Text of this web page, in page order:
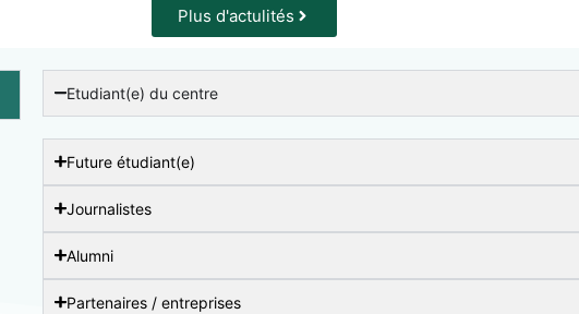
Plus d'actulités
Etudiant(e) du centre
Future étudiant(e)
Journalistes
Alumni
Partenaires / entreprises